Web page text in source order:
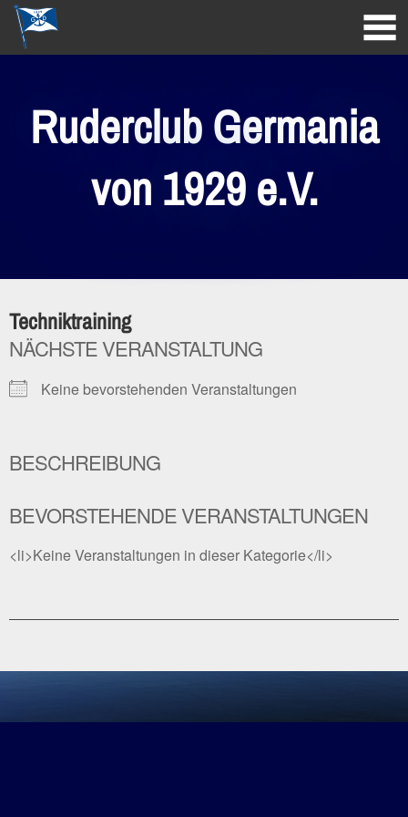
Ruderclub Germania
von 1929 e.V.
Techniktraining
NÄCHSTE VERANSTALTUNG
Keine bevorstehenden Veranstaltungen
BESCHREIBUNG
BEVORSTEHENDE VERANSTALTUNGEN
<li>Keine Veranstaltungen in dieser Kategorie</li>